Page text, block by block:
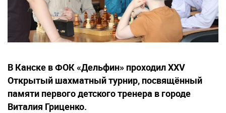
В Канске в ФОК «Дельфин» проходил XXV
Открытый шахматный турнир, посвящённый
памяти первого детского тренера в городе
Виталия Гриценко.